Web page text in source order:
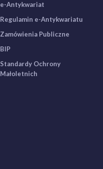
e-Antykwariat
Regulamin e-Antykwariatu
Zamówienia Publiczne
BIP
Standardy Ochrony
Małoletnich